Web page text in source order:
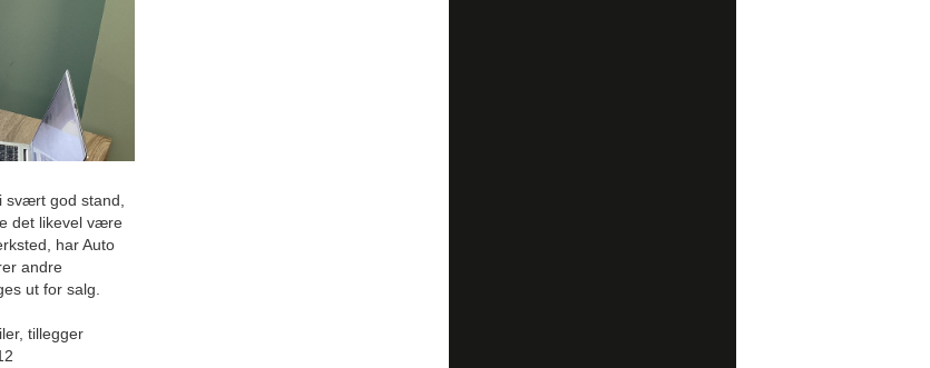
svært god stand,
det likevel være
har Auto
andre
ut for salg.
tillegger